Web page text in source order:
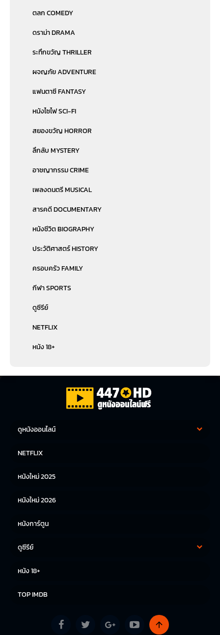
ตลก COMEDY
ดราม่า DRAMA
ระทึกขวัญ THRILLER
ผจญภัย ADVENTURE
แฟนตาซี FANTASY
หนังไซไฟ SCI-FI
สยองขวัญ HORROR
ลึกลับ MYSTERY
อาชญากรรม CRIME
เพลงดนตรี MUSICAL
สารคดี DOCUMENTARY
หนังชีวิต BIOGRAPHY
ประวัติศาสตร์ HISTORY
ครอบครัว FAMILY
กีฬา SPORTS
ดูซีรีย์
NETFLIX
หนัง 18+
ดูหนังออนไลน์
หนังญี่ปุ่น
NETFLIX
หนังใหม่ 2025
หนังใหม่ 2026
หนังการ์ตูน
ดูซีรีย์
หนัง 18+
TOP IMDB